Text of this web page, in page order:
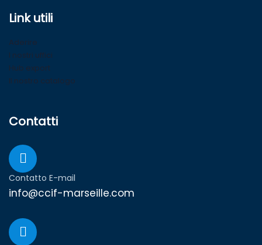
Link utili
Aderire
I nostri uffici
Hub export
Il nostro catalogo
Contatti
Contatto E-mail
info@ccif-marseille.com